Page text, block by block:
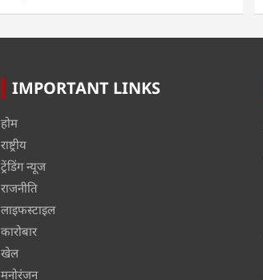
IMPORTANT LINKS
होम
राष्ट्रीय
ट्रेंडिंग न्यूज
राजनीति
लाइफस्टाइल
कारोबार
खेल
मनोरंजन